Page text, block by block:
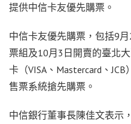
提供中信卡友優先購票。
中信卡友優先購票，包括9
票組及10月3日開賣的臺北
卡（VISA、Mastercard、
售票系統搶先購票。
中信銀行董事長陳佳文表示